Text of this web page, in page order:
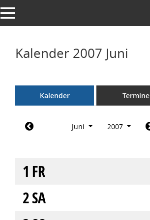
Toggle navigation
Kalender 2007 Juni
Kalender Termine
Juni 2007
1 FR
2SA